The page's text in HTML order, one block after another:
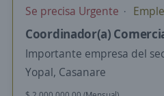
Se precisa Urgente
Coordinador(a)
Importante empresa del
Yopal, Casanare